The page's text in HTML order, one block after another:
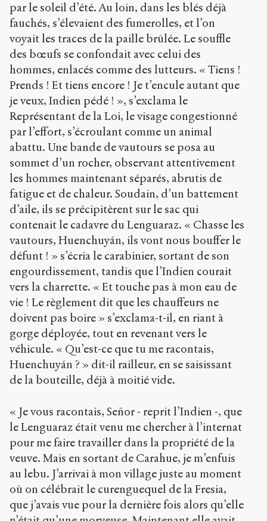
par le soleil d’été. Au loin, dans les blés déjà
fauchés, s’élevaient des fumerolles, et l’on
voyait les traces de la paille brûlée. Le souffle
des bœufs se confondait avec celui des
hommes, enlacés comme des lutteurs. « Tiens !
Prends ! Et tiens encore ! Je t’encule autant que
je veux, Indien pédé ! », s’exclama le
Représentant de la Loi, le visage congestionné
par l’effort, s’écroulant comme un animal
abattu. Une bande de vautours se posa au
sommet d’un rocher, observant attentivement
les hommes maintenant séparés, abrutis de
fatigue et de chaleur. Soudain, d’un battement
d’aile, ils se précipitèrent sur le sac qui
contenait le cadavre du Lenguaraz. « Chasse les
vautours, Huenchuyán, ils vont nous bouffer le
défunt ! » s’écria le carabinier, sortant de son
engourdissement, tandis que l’Indien courait
vers la charrette. « Et touche pas à mon eau de
vie ! Le règlement dit que les chauffeurs ne
doivent pas boire » s’exclama-t-il, en riant à
gorge déployée, tout en revenant vers le
véhicule. « Qu’est-ce que tu me racontais,
Huenchuyán ? » dit-il railleur, en se saisissant
de la bouteille, déjà à moitié vide.
« Je vous racontais, Señor - reprit l’Indien -, que
le Lenguaraz était venu me chercher à l’internat
pour me faire travailler dans la propriété de la
veuve. Mais en sortant de Carahue, je m’enfuis
au lebu. J’arrivai à mon village juste au moment
où on célébrait le curenguequel de la Fresia,
que j’avais vue pour la dernière fois alors qu’elle